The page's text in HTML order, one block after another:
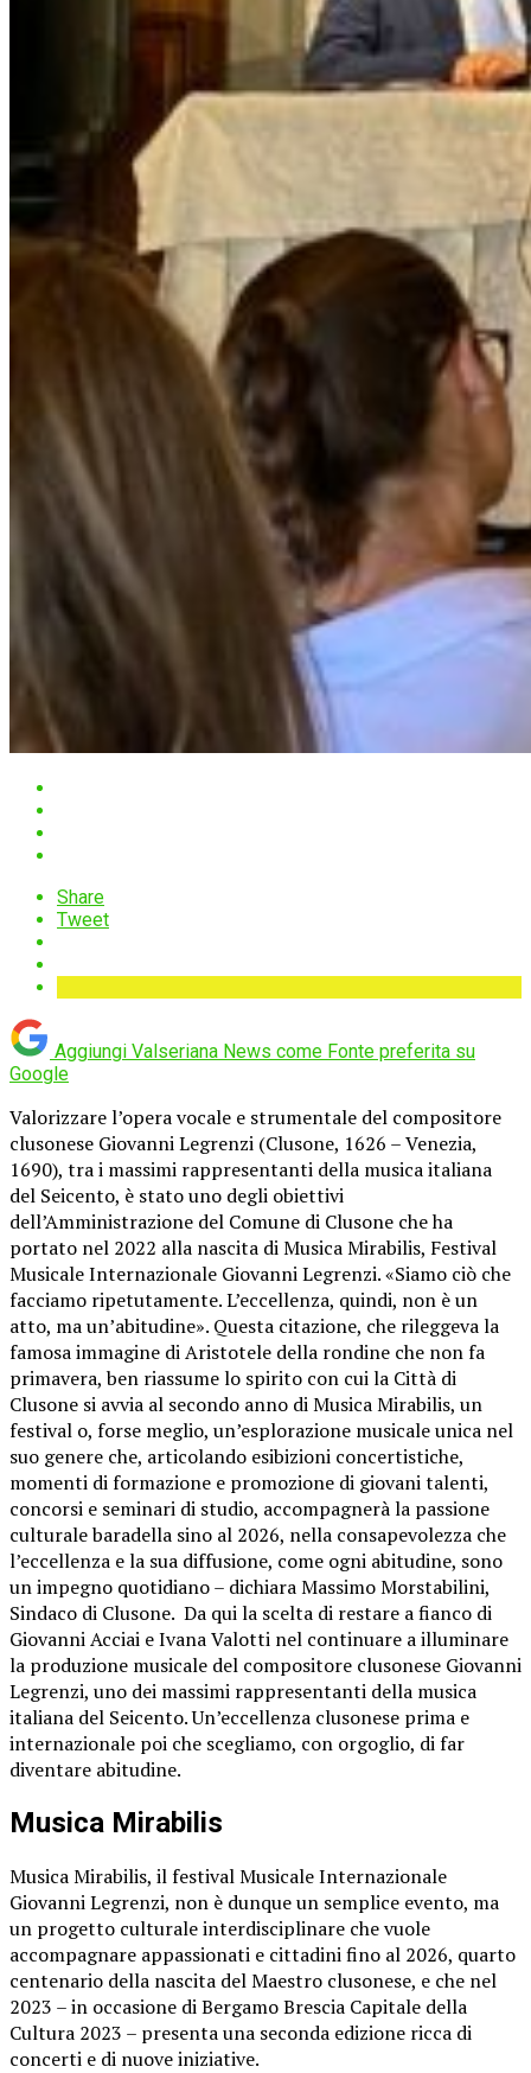
Share
Tweet
Aggiungi Valseriana News come Fonte preferita su
Google
Valorizzare l’opera vocale e strumentale del compositore
clusonese Giovanni Legrenzi (Clusone, 1626 – Venezia,
1690), tra i massimi rappresentanti della musica italiana
del Seicento, è stato uno degli obiettivi
dell’Amministrazione del Comune di Clusone che ha
portato nel 2022 alla nascita di Musica Mirabilis, Festival
Musicale Internazionale Giovanni Legrenzi. «Siamo ciò che
facciamo ripetutamente. L’eccellenza, quindi, non è un
atto, ma un’abitudine». Questa citazione, che rileggeva la
famosa immagine di Aristotele della rondine che non fa
primavera, ben riassume lo spirito con cui la Città di
Clusone si avvia al secondo anno di Musica Mirabilis, un
festival o, forse meglio, un’esplorazione musicale unica nel
suo genere che, articolando esibizioni concertistiche,
momenti di formazione e promozione di giovani talenti,
concorsi e seminari di studio, accompagnerà la passione
culturale baradella sino al 2026, nella consapevolezza che
l’eccellenza e la sua diffusione, come ogni abitudine, sono
un impegno quotidiano – dichiara Massimo Morstabilini,
Sindaco di Clusone. Da qui la scelta di restare a fianco di
Giovanni Acciai e Ivana Valotti nel continuare a illuminare
la produzione musicale del compositore clusonese Giovanni
Legrenzi, uno dei massimi rappresentanti della musica
italiana del Seicento. Un’eccellenza clusonese prima e
internazionale poi che scegliamo, con orgoglio, di far
diventare abitudine.
Musica Mirabilis
Musica Mirabilis, il festival Musicale Internazionale
Giovanni Legrenzi, non è dunque un semplice evento, ma
un progetto culturale interdisciplinare che vuole
accompagnare appassionati e cittadini fino al 2026, quarto
centenario della nascita del Maestro clusonese, e che nel
2023 – in occasione di Bergamo Brescia Capitale della
Cultura 2023 – presenta una seconda edizione ricca di
concerti e di nuove iniziative.